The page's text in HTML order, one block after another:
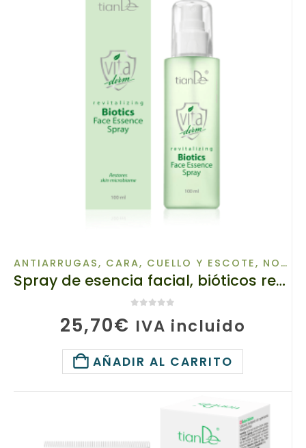
ANTIARRUGAS, CARA, CUELLO Y ESCOTE, NOVEDADES
Spray de esencia facial, bióticos revitalizantes, tianDe 16309, 100ml, Revitalización de pieles irritadas
25,70€ IVA incluido
AÑADIR AL CARRITO